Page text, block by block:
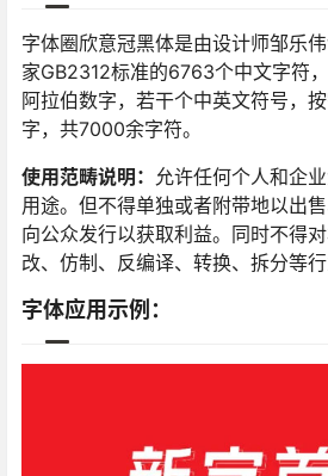
字体圈欣意冠黑体是由设计师邹乐
家GB2312标准的6763个中文字符
阿拉伯数字，若干个中英文符号，
字，共7000余字符。
使用范畴说明： 允许任何个人和企
用途。但不得单独或者附带地以出
向公众发行以获取利益。同时不得
改、仿制、反编译、转换、拆分等行
字体应用示例：